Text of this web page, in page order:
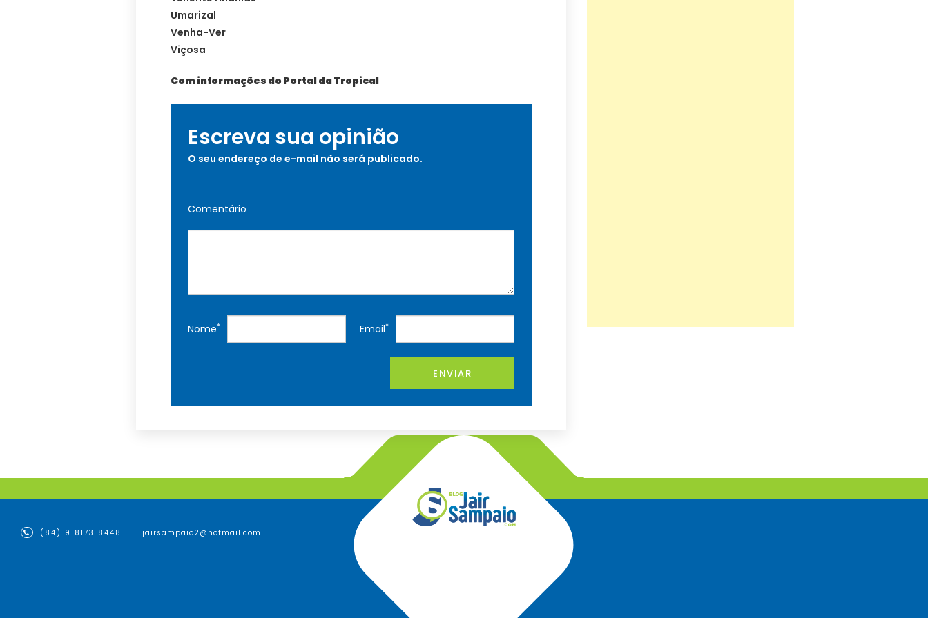
Umarizal
Venha-Ver
Viçosa
Com informações do Portal da Tropical
Escreva sua opinião
O seu endereço de e-mail não será publicado.
Comentário
Nome* Email*
ENVIAR
(84) 9 8173 8448 jairsampaio2@hotmail.com